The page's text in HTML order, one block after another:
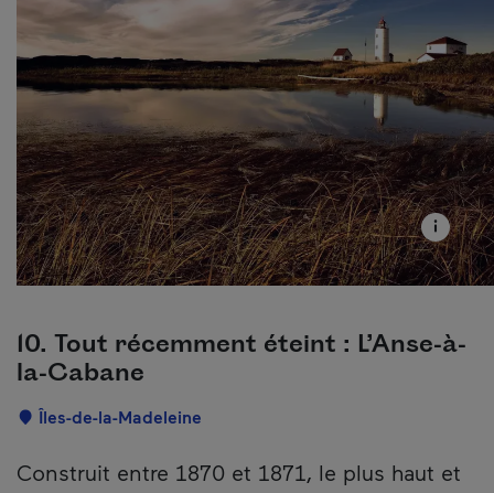
10. Tout récemment éteint : L’Anse-à-
la-Cabane
Localisation
Îles-de-la-Madeleine
Description
Construit entre 1870 et 1871, le plus haut et